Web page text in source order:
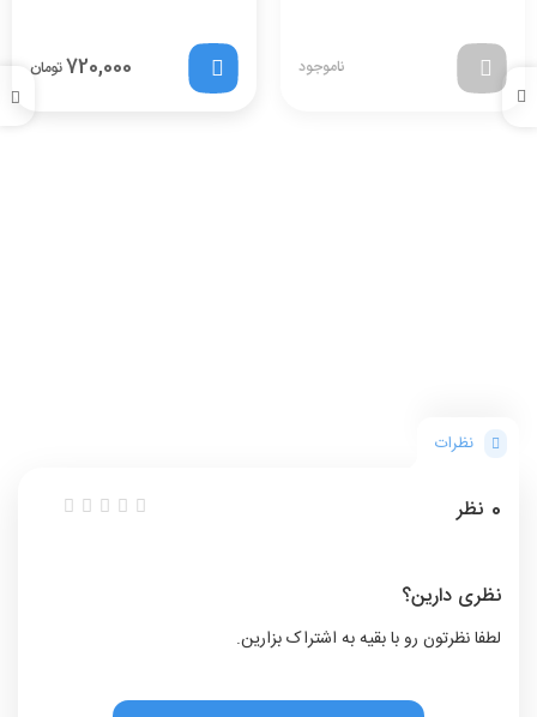
ناموجود 720,000تومان
نظرات
0 نظر
نظری دارین؟
لطفا نظرتون رو با بقیه به اشتراک بزارین.